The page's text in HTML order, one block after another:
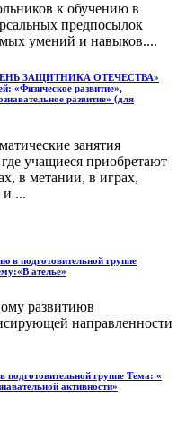
к обучению в
предпосылок
умений и навыков....
ЗАЩИТНИКА ОТЕЧЕСТВА»
«Физическое развитие»,
развитие» (для
занятия
учащиеся приобретают
в метании, в играх,
и ...
в подготовительной группе
ателье»
развитиюв
направленности
подготовительной группе Тема: «
активности»